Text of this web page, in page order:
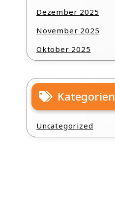
Dezember 2025
November 2025
Oktober 2025
Kategorien
Uncategorized